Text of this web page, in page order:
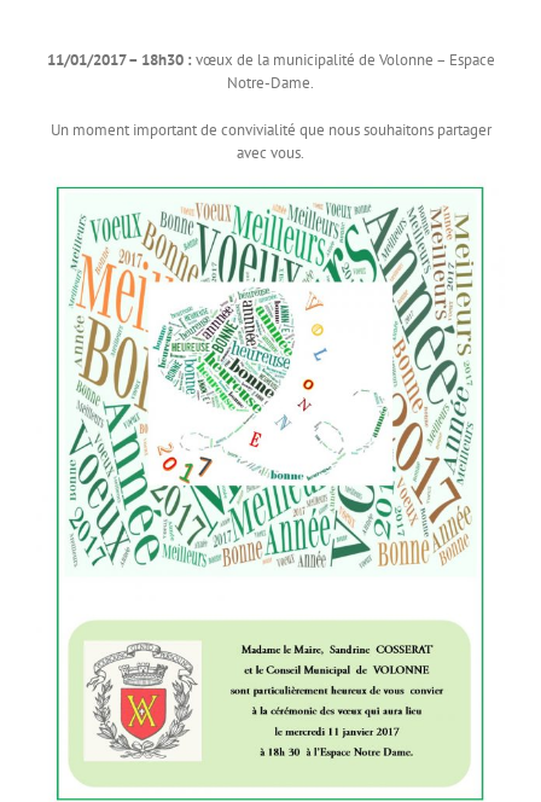
11/01/2017 – 18h30 : vœux de la municipalité de Volonne – Espace
Notre-Dame.
Un moment important de convivialité que nous souhaitons partager
avec vous.